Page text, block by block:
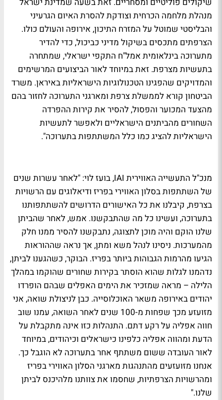
מנהלת מלחמה הכרחית וצודקת להסרת האיום הגרעיני
והבליסטי שמוטל על המזרח התיכון, אירופה והעולם כולו.
הצרפתים מתכסים בשיקול מדיני כביכול, כדי להדיר
מתערוכה בינלאומית אמל"ח התקפי ישראלי, שמתחרה
בתעשיות מצרפת. זאת במיוחד לאור הביצועים המרשימים
והמדויקים שהפגינו הטכנולוגיות הישראליות באיראן. משרד
הביטחון קורא לממשלת צרפת ומארגני התערוכה לחזור בהם
מהצעד המכוער והפסול, להסיר את קירות ההפרדה
השחורים מהביתנים הישראליים ולאפשר לתעשיות
הישראליות להציג כמו כלל המשתתפות בתערוכה".
מנכ"ל התעשייה האווירית IAI, בועז לוי: "לאחר עשרות שנים
של השתתפות בסלון האווירי בפריז ודיאלוגים עם הרשויות
בצרפת, קיבלנו את כל האישורים הדרושים להשתתפותנו
בתערוכה, ועשינו כל מה שהתבקשנו. אמש, לאחר שהביתן
שלנו הוקם והיה מוכן לתצוגה, נתבקשנו להסיר ממנו חלק
מהמערכות. ניסינו לנהל משא ומתן, אך נראה שההוראות
הגיעו מהרמות הגבוהות ביותר בפריז. הבוקר, כשהגענו לביתן,
נדהמנו לגלות שהוא הוסתר בקירות שחורים שהוקמו במהלך
הלילה – מראה שמזכיר את הימים האפלים שבהם הופרדו
יהודים באירופה משאר האוכלוסייה. כבן לניצולת שואה, אני
מזועזע מכך שפחות מ-100 שנים לאחר השואה, עמנו שוב
חווה אפליה על רקע דתם. התנהלות כזו אינה מתקבלת על
הדעת ומהווה אפליה כלפינו כישראלים וכיהודים, במיוחד
לאור העובדה ששום משתתף אחר בתערוכה לא הוגבל כך.
אנחנו מזועזעים מהתנהגות מארגני הסלון האווירי בפריז
ומהרשויות הצרפתיות, שחסמו את צוותנו מלהיכנס לביתן
שלנו."